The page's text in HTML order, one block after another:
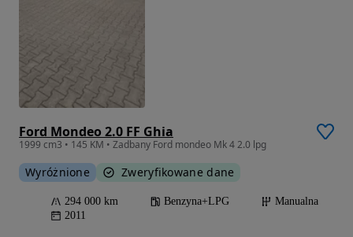
Ford Mondeo 2.0 FF Ghia
1999 cm3 • 145 KM • Zadbany Ford mondeo Mk 4 2.0 lpg
Wyróżnione Zweryfikowane dane
294 000 km Benzyna+LPG
Manualna
2011